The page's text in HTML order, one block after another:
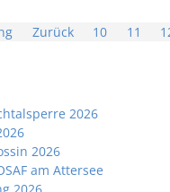
Zurück 10 11
2026
2026
am Attersee